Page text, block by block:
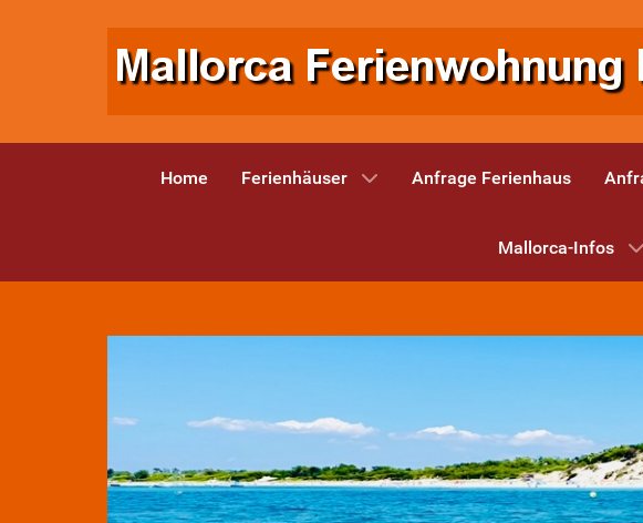
Home Ferienhäuser Anfrage Ferienhaus
Mallorca-Infos